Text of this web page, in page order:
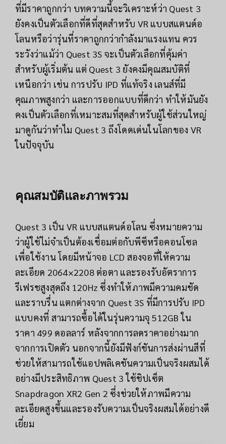
ที่มีราคาถูกกว่า บทความนี้จะวิเคราะห์ว่า Quest 3
ยังคงเป็นตัวเลือกที่ดีที่สุดสำหรับ VR แบบสแตนด์อ
โลนหรือว่ารุ่นที่ราคาถูกกว่ากำลังมาแรงแทน ควร
ระวังว่าแม้ว่า Quest 3S จะเป็นตัวเลือกที่คุ้มค่า
สำหรับผู้เริ่มต้น แต่ Quest 3 ยังคงมีคุณสมบัติที่
เหนือกว่า เช่น การปรับ IPD ที่แท้จริง เลนส์ที่มี
คุณภาพสูงกว่า และการออกแบบที่ดีกว่า ทำให้มันยัง
คงเป็นตัวเลือกที่เหมาะสมที่สุดสำหรับผู้ใช้ส่วนใหญ่
มาดูกันว่าทำไม Quest 3 ถึงโดดเด่นในโลกของ VR
ในปัจจุบัน
คุณสมบัติและภาพรวม
Quest 3 เป็น VR แบบสแตนด์อโลน ซึ่งหมายความ
ว่าผู้ใช้ไม่จำเป็นต้องเชื่อมต่อกับพีซีหรือคอนโซล
เพื่อใช้งาน โดยมีหน้าจอ LCD สองจอที่ให้ความ
ละเอียด 2064×2208 ต่อตา และรองรับอัตราการ
รีเฟรชสูงสุดถึง 120Hz ซึ่งทำให้ภาพมีความคมชัด
และราบรื่น แตกต่างจาก Quest 3S ที่มีการปรับ IPD
แบบคงที่ สามารถซื้อได้ในรุ่นความจุ 512GB ใน
ราคา 499 ดอลลาร์ หลังจากการลดราคาอย่างมาก
จากการเปิดตัว นอกจากนี้ยังมีฟังก์ชันการส่งผ่านสีที่
ช่วยให้สามารถใช้แอปพลิเคชันความเป็นจริงผสมได้
อย่างมีประสิทธิภาพ Quest 3 ใช้ชิปเซ็ต
Snapdragon XR2 Gen 2 ซึ่งช่วยให้ภาพมีความ
ละเอียดสูงขึ้นและรองรับความเป็นจริงผสมได้อย่างดี
เยี่ยม